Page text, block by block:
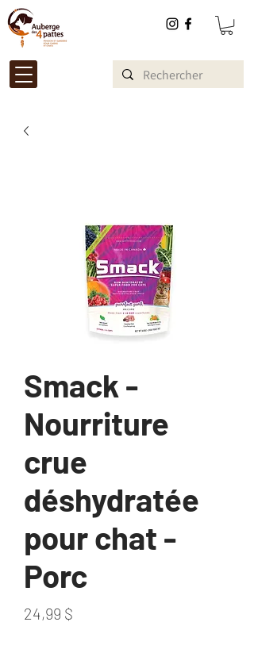
Smack -
Nourriture
crue
déshydratée
pour chat -
Porc
24,99 $